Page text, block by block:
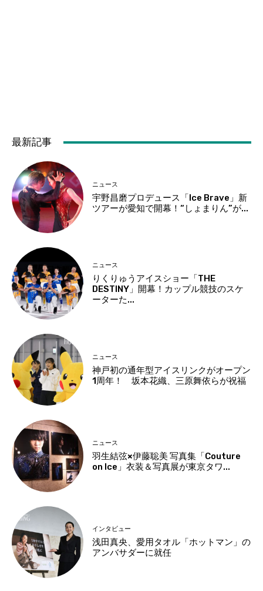
最新記事
ニュース
宇野昌磨プロデュース「Ice Brave」新
ツアーが愛知で開幕！“しょまりん”が...
ニュース
りくりゅうアイスショー「THE
DESTINY」開幕！カップル競技のスケ
ーターた...
ニュース
神戸初の通年型アイスリンクがオープン
1周年！ 坂本花織、三原舞依らが祝福
ニュース
羽生結弦×伊藤聡美 写真集「Couture
on Ice」衣装＆写真展が東京タワ...
インタビュー
浅田真央、愛用タオル「ホットマン」の
アンバサダーに就任